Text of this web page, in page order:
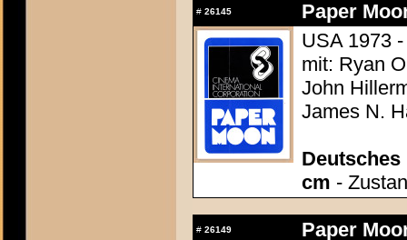
# 26145
Paper
USA 1973
mit: Ryan
John
James N.
Deutsches
cm -
# 26149
Paper